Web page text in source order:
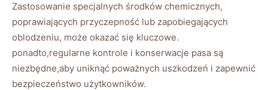
⁣Zastosowanie specjalnych środków chemicznych,
poprawiających przyczepność lub ‍zapobiegających
oblodzeniu, może ‌okazać się kluczowe.
ponadto,regularne kontrole i⁤ konserwacje pasa⁤ są
niezbędne,aby uniknąć ⁤poważnych ‌uszkodzeń i zapewnić⁣
bezpieczeństwo‍ użytkowników.